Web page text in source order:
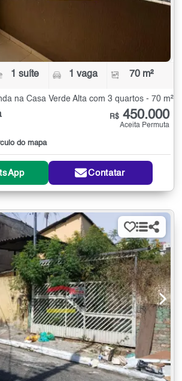
1 suíte 1 vaga 70 m²
na Casa Verde Alta com 3 quartos - 70 m²
do mapa
R$ 450.000
Aceita Permuta
Contatar